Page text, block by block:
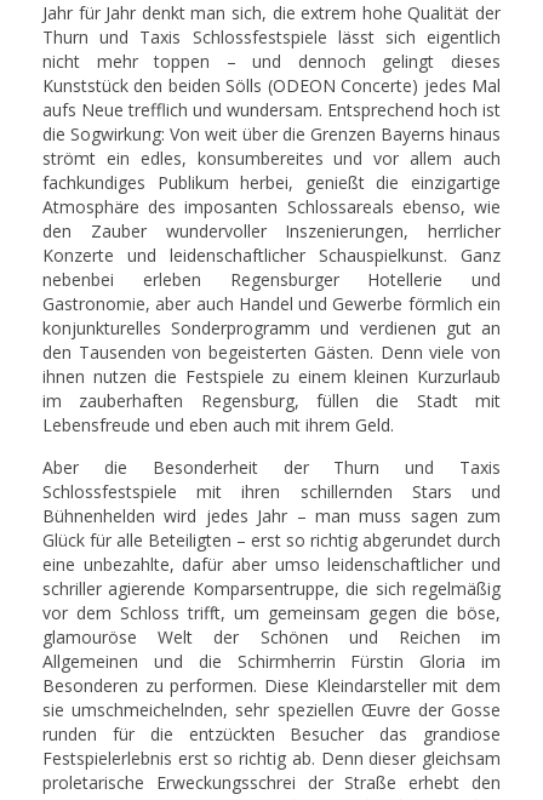
Jahr für Jahr denkt man sich, die extrem hohe Qualität der
Thurn und Taxis Schlossfestspiele lässt sich eigentlich
nicht mehr toppen – und dennoch gelingt dieses
Kunststück den beiden Sölls (ODEON Concerte) jedes Mal
aufs Neue trefflich und wundersam. Entsprechend hoch ist
die Sogwirkung: Von weit über die Grenzen Bayerns hinaus
strömt ein edles, konsumbereites und vor allem auch
fachkundiges Publikum herbei, genießt die einzigartige
Atmosphäre des imposanten Schlossareals ebenso, wie
den Zauber wundervoller Inszenierungen, herrlicher
Konzerte und leidenschaftlicher Schauspielkunst. Ganz
nebenbei erleben Regensburger Hotellerie und
Gastronomie, aber auch Handel und Gewerbe förmlich ein
konjunkturelles Sonderprogramm und verdienen gut an
den Tausenden von begeisterten Gästen. Denn viele von
ihnen nutzen die Festspiele zu einem kleinen Kurzurlaub
im zauberhaften Regensburg, füllen die Stadt mit
Lebensfreude und eben auch mit ihrem Geld.
Aber die Besonderheit der Thurn und Taxis
Schlossfestspiele mit ihren schillernden Stars und
Bühnenhelden wird jedes Jahr – man muss sagen zum
Glück für alle Beteiligten – erst so richtig abgerundet durch
eine unbezahlte, dafür aber umso leidenschaftlicher und
schriller agierende Komparsentruppe, die sich regelmäßig
vor dem Schloss trifft, um gemeinsam gegen die böse,
glamouröse Welt der Schönen und Reichen im
Allgemeinen und die Schirmherrin Fürstin Gloria im
Besonderen zu performen. Diese Kleindarsteller mit dem
sie umschmeichelnden, sehr speziellen Œuvre der Gosse
runden für die entzückten Besucher das grandiose
Festspielerlebnis erst so richtig ab. Denn dieser gleichsam
proletarische Erweckungsschrei der Straße erhebt den